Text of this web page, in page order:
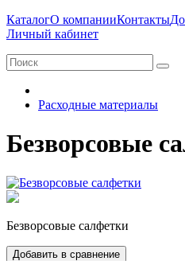
КаталогО компанииКонтакты
Личный кабинет
Расходные материалы
Безворсовые
Безворсовые салфетки
Добавить в сравнение